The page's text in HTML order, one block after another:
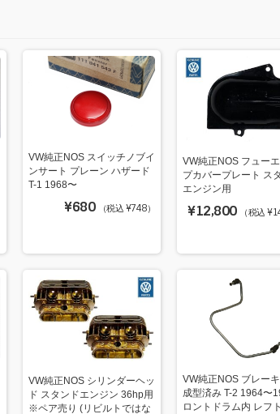
VW純正NOS スイッチノブイ
ンサート プレーン ハザード
T-1 1968〜
¥680 （税込 ¥748）
VW純正NOS フュー
プカバープレート ス
エンジン用
¥12,800 （税込
VW純正NOS シリンダーヘッ
ド スタンドエンジン 36hp用
※ペア売り (リビルトではな
VW純正NOS ブレー
成型済み T-2 1964〜
ロントドラム内 レフト